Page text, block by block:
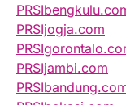
PRSIjogja.com
PRSIjambi.com